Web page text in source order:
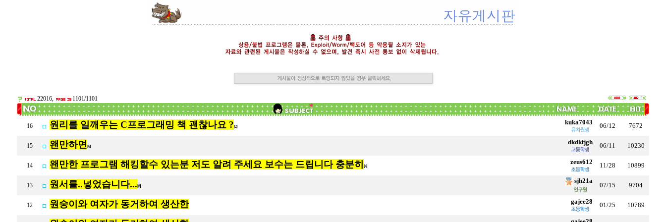
22016, 1101/1101
16 원리를 일깨우는 C프로그래밍 책 괜찮나요 ? [2]
kuka7043 06/12 7672
15 왠만하면 [6]
dkdkfjgh 06/11 10230
14 왠만한 프로그램 해킹할수 있는분 저도 알려 주세요 보수는 드립니다 충분히 [4]
zeus612 11/28 10899
13 원서를..넣었습니다... [6]
sjh21a
07/15 9704
12 원숭이와 여자가 동거하여 생산한 gajee28 01/25 10789